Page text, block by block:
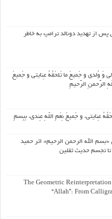
پس از تهدید دونالد ترامپ به خاطر
وَ وُلدی و جَمیعَ ما تَلحَقُهُ عِنایتی و جَمیعَ
الرَّحمنِ الرَّحیمِ
عِنایتی، و جَمیعَ نِعَمِ اللّهِ عِندی، بِبِسمِ
«بسم الله الرحمن الرحیم» اثر حمید
تا تجسم حدیث ثقلین
The Geometric
“Allah”: From